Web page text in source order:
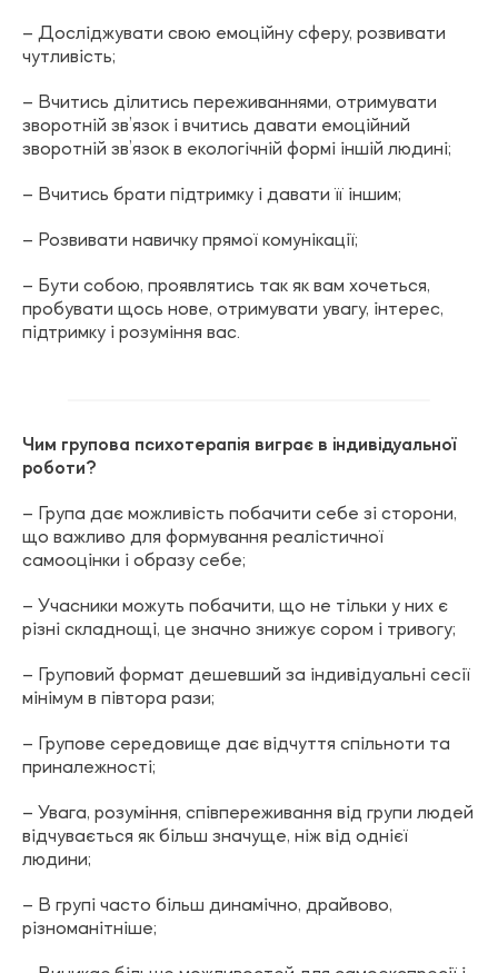
– Досліджувати свою емоційну сферу, розвивати
чутливість;
– Вчитись ділитись переживаннями, отримувати
зворотній зв’язок і вчитись давати емоційний
зворотній зв’язок в екологічній формі іншій людині;
– Вчитись брати підтримку і давати її іншим;
– Розвивати навичку прямої комунікації;
– Бути собою, проявлятись так як вам хочеться,
пробувати щось нове, отримувати увагу, інтерес,
підтримку і розуміння вас.
Чим групова психотерапія виграє в індивідуальної
роботи?
– Група дає можливість побачити себе зі сторони,
що важливо для формування реалістичної
самооцінки і образу себе;
– Учасники можуть побачити, що не тільки у них є
різні складнощі, це значно знижує сором і тривогу;
– Груповий формат дешевший за індивідуальні сесії
мінімум в півтора рази;
– Групове середовище дає відчуття спільноти та
приналежності;
– Увага, розуміння, співпереживання від групи людей
відчувається як більш значуще, ніж від однієї
людини;
– В групі часто більш динамічно, драйвово,
різноманітніше;